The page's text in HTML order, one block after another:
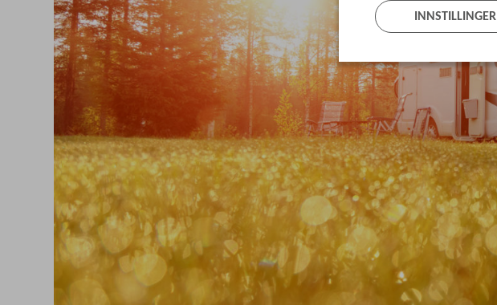
INNSTILLINGER